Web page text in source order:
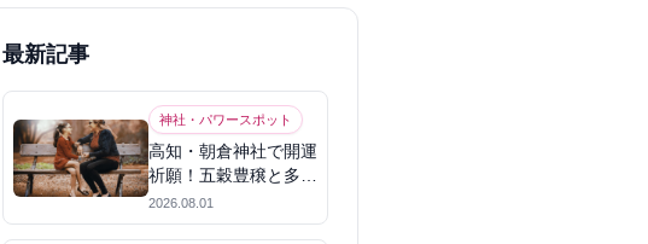
最新記事
神社・パワースポット
高知・朝倉神社で開運
祈願！五穀豊穣と多幸
を呼ぶパワースポット
2026.08.01